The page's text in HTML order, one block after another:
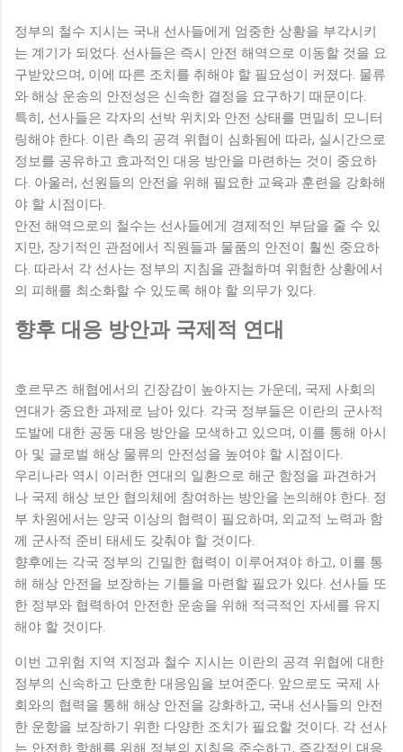
정부의 철수 지시는 국내 선사들에게 엄중한 상황을 부각시키
는 계기가 되었다. 선사들은 즉시 안전 해역으로 이동할 것을 요
구받았으며, 이에 따른 조치를 취해야 할 필요성이 커졌다. 물류
와 해상 운송의 안전성은 신속한 결정을 요구하기 때문이다.
특히, 선사들은 각자의 선박 위치와 안전 상태를 면밀히 모니터
링해야 한다. 이란 측의 공격 위협이 심화됨에 따라, 실시간으로
정보를 공유하고 효과적인 대응 방안을 마련하는 것이 중요하
다. 아울러, 선원들의 안전을 위해 필요한 교육과 훈련을 강화해
야 할 시점이다.
안전 해역으로의 철수는 선사들에게 경제적인 부담을 줄 수 있
지만, 장기적인 관점에서 직원들과 물품의 안전이 훨씬 중요하
다. 따라서 각 선사는 정부의 지침을 관철하며 위험한 상황에서
의 피해를 최소화할 수 있도록 해야 할 의무가 있다.
향후 대응 방안과 국제적 연대
호르무즈 해협에서의 긴장감이 높아지는 가운데, 국제 사회의
연대가 중요한 과제로 남아 있다. 각국 정부들은 이란의 군사적
도발에 대한 공동 대응 방안을 모색하고 있으며, 이를 통해 아시
아 및 글로벌 해상 물류의 안전성을 높여야 할 시점이다.
우리나라 역시 이러한 연대의 일환으로 해군 함정을 파견하거
나 국제 해상 보안 협의체에 참여하는 방안을 논의해야 한다. 정
부 차원에서는 양국 이상의 협력이 필요하며, 외교적 노력과 함
께 군사적 준비 태세도 갖춰야 할 것이다.
향후에는 각국 정부의 긴밀한 협력이 이루어져야 하고, 이를 통
해 해상 안전을 보장하는 기틀을 마련할 필요가 있다. 선사들 또
한 정부와 협력하여 안전한 운송을 위해 적극적인 자세를 유지
해야 할 것이다.
이번 고위험 지역 지정과 철수 지시는 이란의 공격 위협에 대한
정부의 신속하고 단호한 대응임을 보여준다. 앞으로도 국제 사
회와의 협력을 통해 해상 안전을 강화하고, 국내 선사들의 안전
한 운항을 보장하기 위한 다양한 조치가 필요할 것이다. 각 선사
는 안전한 항해를 위해 정부의 지침을 준수하고, 즉각적인 대응